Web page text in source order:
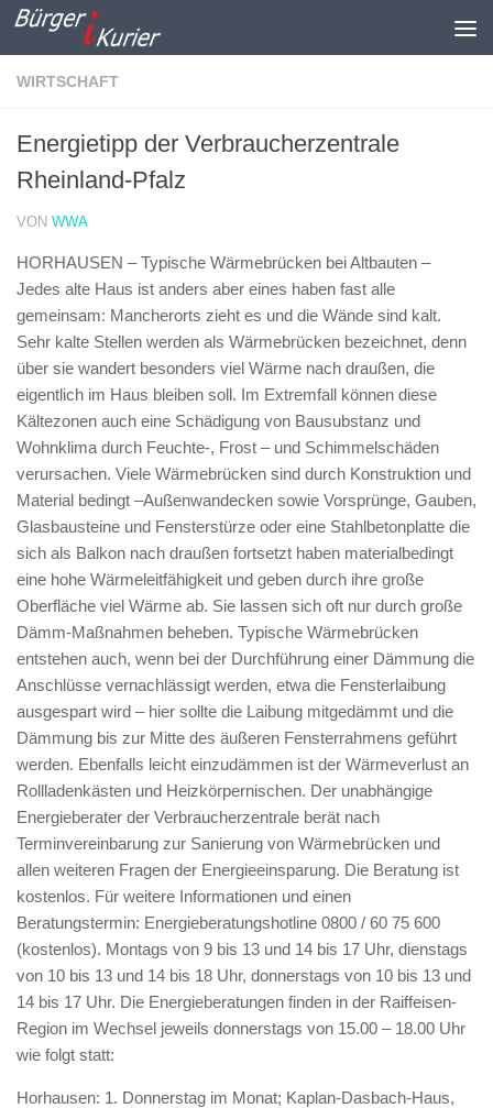
Zum Inhalt springen
WIRTSCHAFT
Energietipp der Verbraucherzentrale
Rheinland-Pfalz
VON WWA
HORHAUSEN – Typische Wärmebrücken bei Altbauten –
Jedes alte Haus ist anders aber eines haben fast alle
gemeinsam: Mancherorts zieht es und die Wände sind kalt.
Sehr kalte Stellen werden als Wärmebrücken bezeichnet, denn
über sie wandert besonders viel Wärme nach draußen, die
eigentlich im Haus bleiben soll. Im Extremfall können diese
Kältezonen auch eine Schädigung von Bausubstanz und
Wohnklima durch Feuchte-, Frost – und Schimmelschäden
verursachen. Viele Wärmebrücken sind durch Konstruktion und
Material bedingt –Außenwandecken sowie Vorsprünge, Gauben,
Glasbausteine und Fensterstürze oder eine Stahlbetonplatte die
sich als Balkon nach draußen fortsetzt haben materialbedingt
eine hohe Wärmeleitfähigkeit und geben durch ihre große
Oberfläche viel Wärme ab. Sie lassen sich oft nur durch große
Dämm-Maßnahmen beheben. Typische Wärmebrücken
entstehen auch, wenn bei der Durchführung einer Dämmung die
Anschlüsse vernachlässigt werden, etwa die Fensterlaibung
ausgespart wird – hier sollte die Laibung mitgedämmt und die
Dämmung bis zur Mitte des äußeren Fensterrahmens geführt
werden. Ebenfalls leicht einzudämmen ist der Wärmeverlust an
Rollladenkästen und Heizkörpernischen. Der unabhängige
Energieberater der Verbraucherzentrale berät nach
Terminvereinbarung zur Sanierung von Wärmebrücken und
allen weiteren Fragen der Energieeinsparung. Die Beratung ist
kostenlos. Für weitere Informationen und einen
Beratungstermin: Energieberatungshotline 0800 / 60 75 600
(kostenlos). Montags von 9 bis 13 und 14 bis 17 Uhr, dienstags
von 10 bis 13 und 14 bis 18 Uhr, donnerstags von 10 bis 13 und
14 bis 17 Uhr. Die Energieberatungen finden in der Raiffeisen-
Region im Wechsel jeweils donnerstags von 15.00 – 18.00 Uhr
wie folgt statt:
Horhausen: 1. Donnerstag im Monat; Kaplan-Dasbach-Haus,